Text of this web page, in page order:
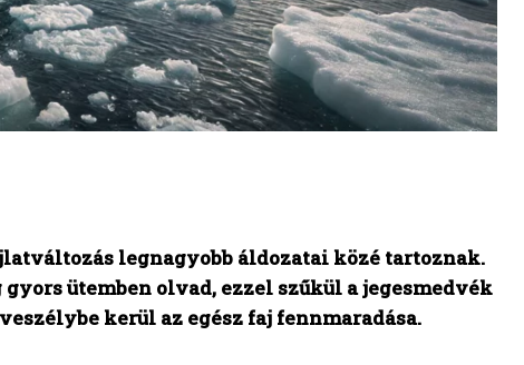
legnagyobb áldozatai közé tartoznak.
ütemben olvad, ezzel szűkül a jegesmedvék
kerül az egész faj fennmaradása.